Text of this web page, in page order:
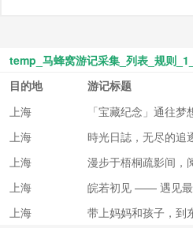
temp_马蜂窝游记采集_列表_规则
目的地
游记标题
上海
「宝藏纪念」通往梦
地方--上海迪士尼（
通、门票、FP、游玩
略！已大范围更新！
上海
時光日誌，无尽的追
上海
漫步于梧桐疏影间，
优秀历史建筑，记录
城市的四季，我用三
间重新认识了上海。
上海
皖若初见 —— 遇见
公路上的最美瞬间
上海
带上妈妈和孩子，到